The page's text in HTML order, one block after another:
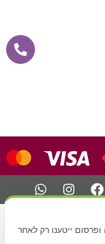
ופרסום ייטענו רק לאחר